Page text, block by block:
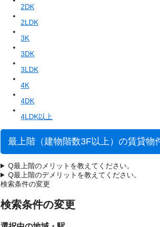
2DK
2LDK
3K
3DK
3LDK
4K
4DK
4LDK以上
最上階（建物階数3F以上）の賃貸物
Q最上階のメリットを教えてください。
Q最上階のデメリットを教えてください。
検索条件の変更
検索条件の変更